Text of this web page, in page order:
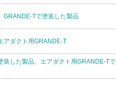
GRANDE-Tで塗装した製品
アダクト用GRANDE-T
装した製品、エアダクト用GRANDE-Tで